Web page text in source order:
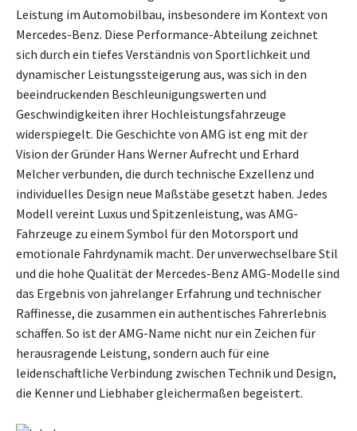
Leistung im Automobilbau, insbesondere im Kontext von
Mercedes-Benz. Diese Performance-Abteilung zeichnet
sich durch ein tiefes Verständnis von Sportlichkeit und
dynamischer Leistungssteigerung aus, was sich in den
beeindruckenden Beschleunigungswerten und
Geschwindigkeiten ihrer Hochleistungsfahrzeuge
widerspiegelt. Die Geschichte von AMG ist eng mit der
Vision der Gründer Hans Werner Aufrecht und Erhard
Melcher verbunden, die durch technische Exzellenz und
individuelles Design neue Maßstäbe gesetzt haben. Jedes
Modell vereint Luxus und Spitzenleistung, was AMG-
Fahrzeuge zu einem Symbol für den Motorsport und
emotionale Fahrdynamik macht. Der unverwechselbare Stil
und die hohe Qualität der Mercedes-Benz AMG-Modelle sind
das Ergebnis von jahrelanger Erfahrung und technischer
Raffinesse, die zusammen ein authentisches Fahrerlebnis
schaffen. So ist der AMG-Name nicht nur ein Zeichen für
herausragende Leistung, sondern auch für eine
leidenschaftliche Verbindung zwischen Technik und Design,
die Kenner und Liebhaber gleichermaßen begeistert.